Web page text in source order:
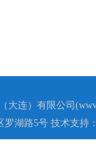
大连）有限公司
罗湖路5号 技术支持